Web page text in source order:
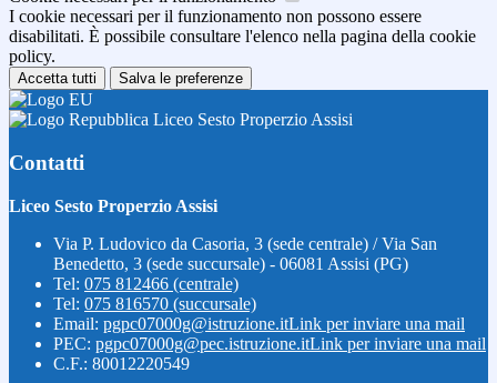
I cookie necessari per il funzionamento non possono essere
disabilitati. È possibile consultare l'elenco nella pagina della cookie
policy.
Accetta tutti Salva le preferenze
Liceo Sesto Properzio Assisi
Contatti
Liceo Sesto Properzio Assisi
Via P. Ludovico da Casoria, 3 (sede centrale) / Via San
Benedetto, 3 (sede succursale) - 06081 Assisi (PG)
Tel: 075 812466 (centrale)
Tel: 075 816570 (succursale)
Email: pgpc07000g@istruzione.itLink per inviare una mail
PEC: pgpc07000g@pec.istruzione.itLink per inviare una mail
C.F.: 80012220549